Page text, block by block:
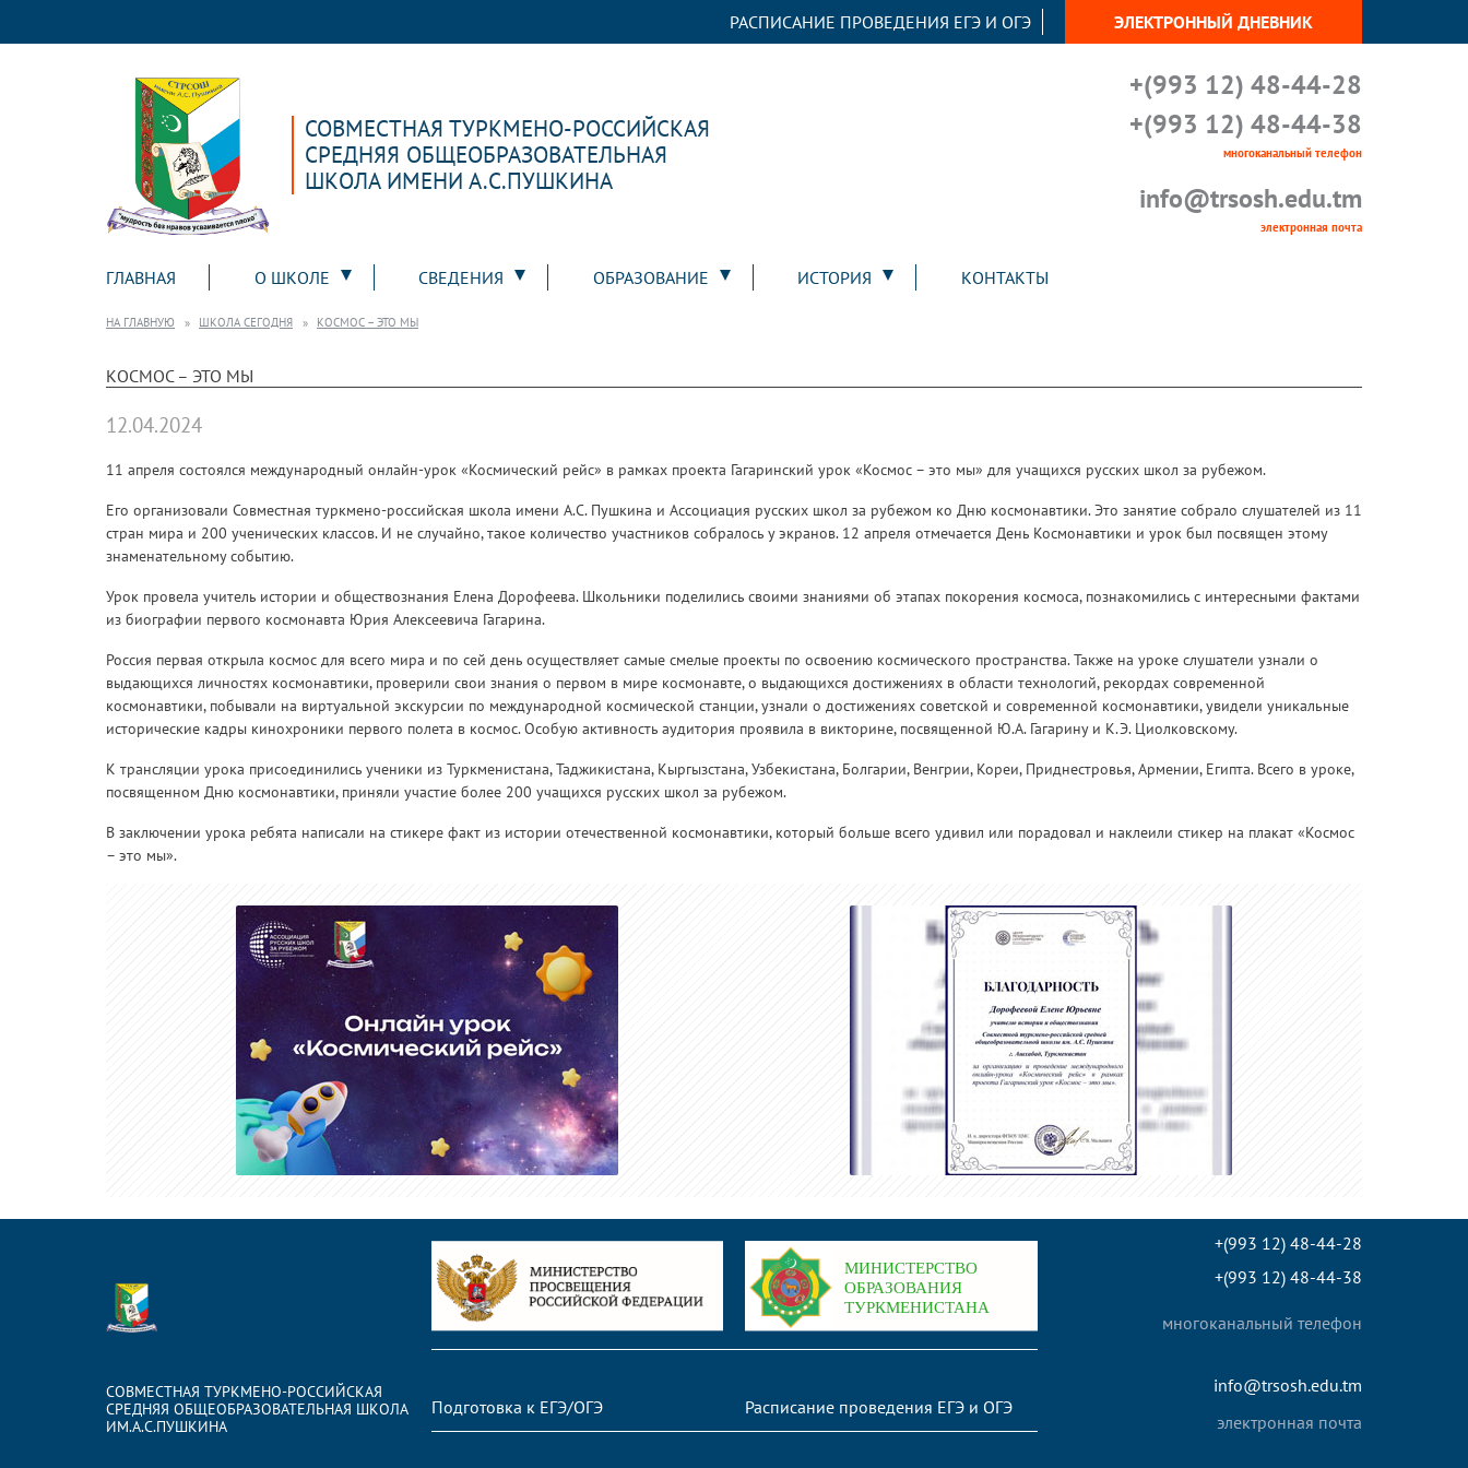
РАСПИСАНИЕ ПРОВЕДЕНИЯ ЕГЭ И ОГЭ ЭЛЕКТРОННЫЙ ДНЕВНИК
СОВМЕСТНАЯ ТУРКМЕНО-РОССИЙСКАЯ
СРЕДНЯЯ ОБЩЕОБРАЗОВАТЕЛЬНАЯ
ШКОЛА ИМЕНИ А.С.ПУШКИНА
+(993 12) 48-44-28
+(993 12) 48-44-38
многоканальный телефон
info@trsosh.edu.tm
электронная почта
ГЛАВНАЯ О ШКОЛЕ СВЕДЕНИЯ ОБРАЗОВАНИЕ ИСТОРИЯ КОНТАКТЫ
НА ГЛАВНУЮ ШКОЛА СЕГОДНЯ КОСМОС – ЭТО МЫ
КОСМОС – ЭТО МЫ
12.04.2024
11 апреля состоялся международный онлайн-урок «Космический рейс» в рамках проекта Гагаринский урок «Космос – это мы» для учащихся русских школ за рубежом.
Его организовали Совместная туркмено-российская школа имени А.С. Пушкина и Ассоциация русских школ за рубежом ко Дню космонавтики. Это занятие собрало слушателей из 11
стран мира и 200 ученических классов. И не случайно, такое количество участников собралось у экранов. 12 апреля отмечается День Космонавтики и урок был посвящен этому
знаменательному событию.
Урок провела учитель истории и обществознания Елена Дорофеева. Школьники поделились своими знаниями об этапах покорения космоса, познакомились с интересными фактами
из биографии первого космонавта Юрия Алексеевича Гагарина.
Россия первая открыла космос для всего мира и по сей день осуществляет самые смелые проекты по освоению космического пространства. Также на уроке слушатели узнали о
выдающихся личностях космонавтики, проверили свои знания о первом в мире космонавте, о выдающихся достижениях в области технологий, рекордах современной
космонавтики, побывали на виртуальной экскурсии по международной космической станции, узнали о достижениях советской и современной космонавтики, увидели уникальные
исторические кадры кинохроники первого полета в космос. Особую активность аудитория проявила в викторине, посвященной Ю.А. Гагарину и К.Э. Циолковскому.
К трансляции урока присоединились ученики из Туркменистана, Таджикистана, Кыргызстана, Узбекистана, Болгарии, Венгрии, Кореи, Приднестровья, Армении, Египта. Всего в уроке,
посвященном Дню космонавтики, приняли участие более 200 учащихся русских школ за рубежом.
В заключении урока ребята написали на стикере факт из истории отечественной космонавтики, который больше всего удивил или порадовал и наклеили стикер на плакат «Космос
– это мы».
СОВМЕСТНАЯ ТУРКМЕНО-РОССИЙСКАЯ
СРЕДНЯЯ ОБЩЕОБРАЗОВАТЕЛЬНАЯ ШКОЛА
ИМ.А.С.ПУШКИНА
Подготовка к ЕГЭ/ОГЭ Расписание проведения ЕГЭ и ОГЭ
+(993 12) 48-44-28
+(993 12) 48-44-38
многоканальный телефон
info@trsosh.edu.tm
электронная почта